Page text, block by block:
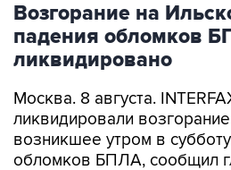
Возгорание на
падения обломков
ликвидировано
Москва. 8 августа.
ликвидировали
возникшее утром в
обломков БПЛА, сообщил